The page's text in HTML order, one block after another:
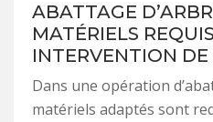
ABATTAGE
MATÉRIELS
INTERVENTION
Dans une opération
matériels adaptés sont